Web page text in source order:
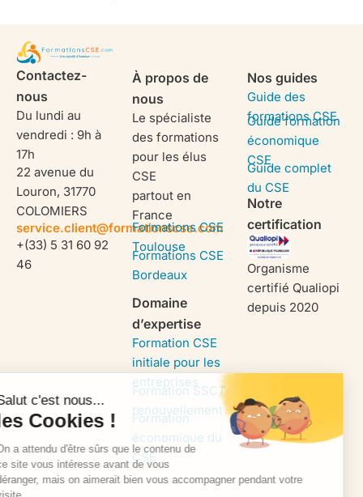
Contactez-
nous
Du lundi au
vendredi : 9h à
17h
22 avenue du
Louron, 31770
COLOMIERS
service.client@formationscse.com
+(33) 5 31 60 92
46
À propos de
nous
Le spécialiste
des formations
pour les élus
CSE
partout en
France
Formations CSE
Toulouse
Formations CSE
Bordeaux
Domaine
d’expertise
Formation CSE
initiale pour les
entreprises
Formation SSCT
renouvellement
Formation
économique du
CSE
Nos guides
Guide des
formations CSE
Guide formation
économique
CSE
Guide complet
du CSE
Notre
certification
Organisme
certifié Qualiopi
depuis 2020